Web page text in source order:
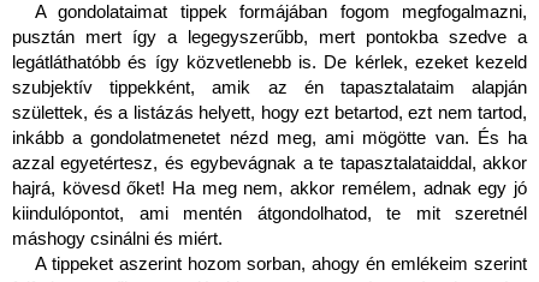
A gondolataimat tippek formájában fogom megfogalmazni,
pusztán mert így a legegyszerűbb, mert pontokba szedve a
legátláthatóbb és így közvetlenebb is. De kérlek, ezeket kezeld
szubjektív tippekként, amik az én tapasztalataim alapján
születtek, és a listázás helyett, hogy ezt betartod, ezt nem tartod,
inkább a gondolatmenetet nézd meg, ami mögötte van. És ha
azzal egyetértesz, és egybevágnak a te tapasztalataiddal, akkor
hajrá, kövesd őket! Ha meg nem, akkor remélem, adnak egy jó
kiindulópontot, ami mentén átgondolhatod, te mit szeretnél
máshogy csinálni és miért.
A tippeket aszerint hozom sorban, ahogy én emlékeim szerint